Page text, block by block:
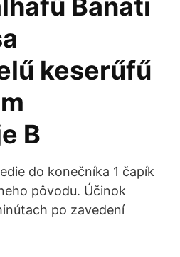
Bánáti
keserűfű
B
do konečníka 1 čapík
pôvodu. Účinok
po zavedení